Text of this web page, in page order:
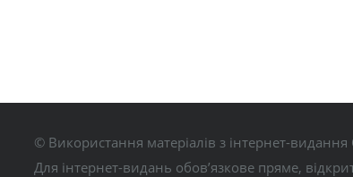
© Використання матеріалів з інтернет-
Для інтернет-видань обов’язкове пряме,